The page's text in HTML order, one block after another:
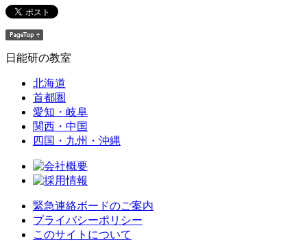
日能研の教室
北海道
首都圏
愛知・岐阜
関西・中国
四国・九州・沖縄
緊急連絡ボードのご案内
プライバシーポリシー
このサイトについて